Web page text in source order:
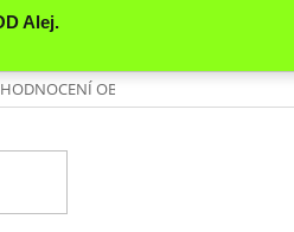
HODNOCENÍ OBCHODU